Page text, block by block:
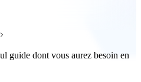
guide dont vous aurez besoin en